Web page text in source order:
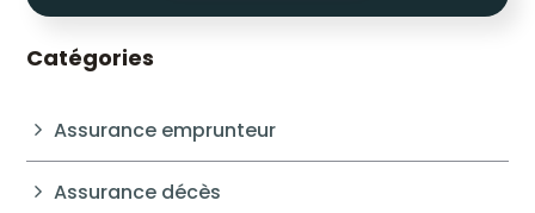
Catégories
Assurance emprunteur
Assurance décès